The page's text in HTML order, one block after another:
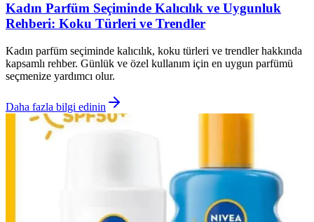
Kadın Parfüm Seçiminde Kalıcılık ve Uygunluk
Rehberi: Koku Türleri ve Trendler
Kadın parfüm seçiminde kalıcılık, koku türleri ve trendler hakkında
kapsamlı rehber. Günlük ve özel kullanım için en uygun parfümü
seçmenize yardımcı olur.
Daha fazla bilgi edinin